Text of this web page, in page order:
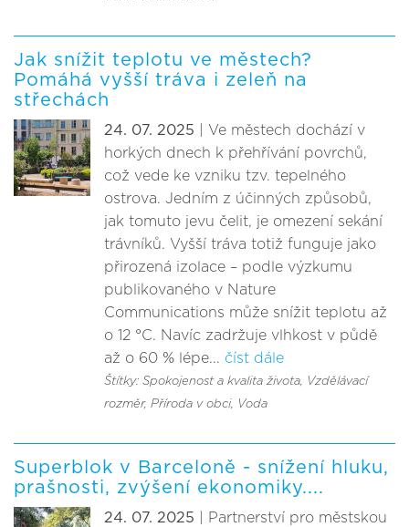
Jak snížit teplotu ve městech?
Pomáhá vyšší tráva i zeleň na
střechách
24. 07. 2025 | Ve městech dochází v
horkých dnech k přehřívání povrchů,
což vede ke vzniku tzv. tepelného
ostrova. Jedním z účinných způsobů,
jak tomuto jevu čelit, je omezení sekání
trávníků. Vyšší tráva totiž funguje jako
přirozená izolace – podle výzkumu
publikovaného v Nature
Communications může snížit teplotu až
o 12 °C. Navíc zadržuje vlhkost v půdě
až o 60 % lépe... číst dále
Štítky: Spokojenost a kvalita života, Vzdělávací
rozměr, Příroda v obci, Voda
Superblok v Barceloně - snížení hluku,
prašnosti, zvýšení ekonomiky....
24. 07. 2025 | Partnerství pro městskou